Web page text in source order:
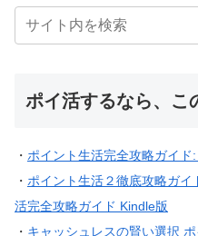
ポイ活するなら、こ
・ ポイント生活完全攻略ガイ
・ ポイント生活２徹底攻略ガ
活完全攻略ガイド Kindle版
・ キャッシュレスの賢い選択